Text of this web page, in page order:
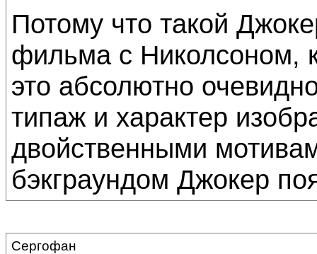
Потому что такой
фильма с Николсоном,
это абсолютно
типаж и характер
двойственными
бэкграундом Джокер
Сергофан